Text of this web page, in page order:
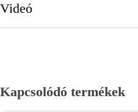
Videó
Kapcsolódó termékek